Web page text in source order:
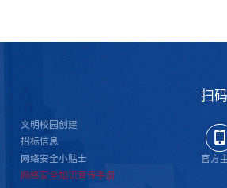
文明校园创建
招标信息
网络安全小贴士
网络安全知识宣传手册
扫
官方